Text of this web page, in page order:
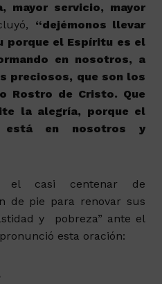
mayor servicio, mayor
“dejémonos llevar
porque el Espíritu es el
en nosotros, a
preciosos, que son los
Rostro de Cristo. Que
la alegría, porque el
está en nosotros y
el casi centenar de
de pie para renovar sus
y pobreza” ante el
esta oración: